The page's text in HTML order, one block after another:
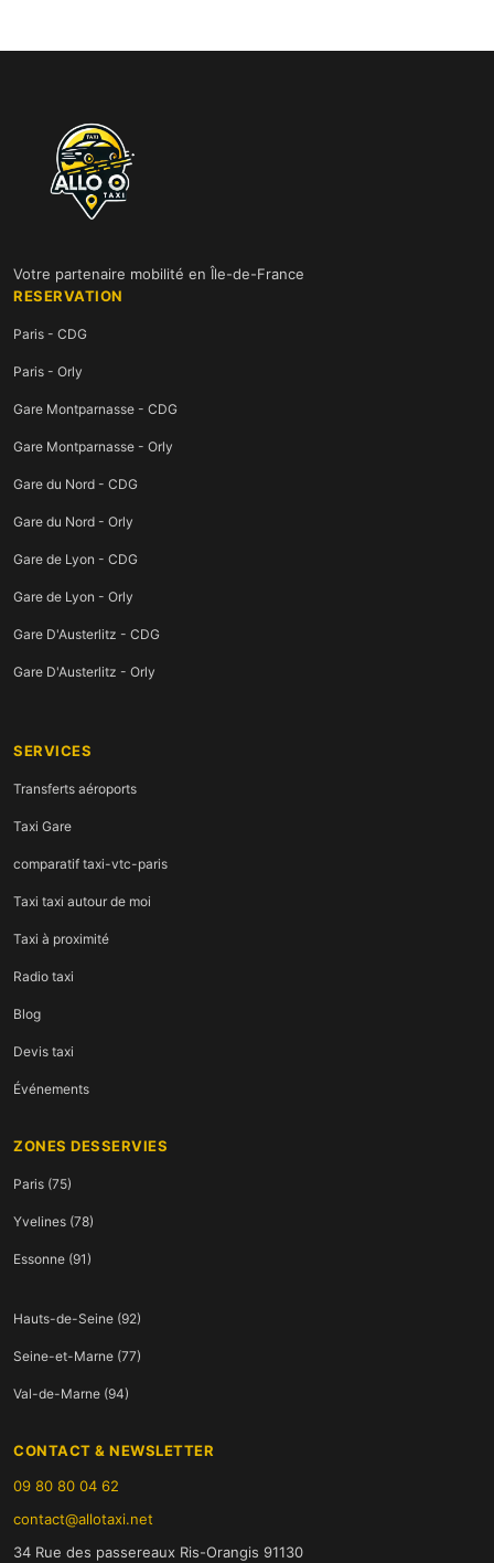
Votre partenaire mobilité en Île-de-France
RESERVATION
Paris - CDG
Paris - Orly
Gare Montparnasse - CDG
Gare Montparnasse - Orly
Gare du Nord - CDG
Gare du Nord - Orly
Gare de Lyon - CDG
Gare de Lyon - Orly
Gare D'Austerlitz - CDG
Gare D'Austerlitz - Orly
SERVICES
Transferts aéroports
Taxi Gare
comparatif taxi-vtc-paris
Taxi taxi autour de moi
Taxi à proximité
Radio taxi
Blog
Devis taxi
Événements
ZONES DESSERVIES
Paris (75)
Yvelines (78)
Essonne (91)
Hauts-de-Seine (92)
Seine-et-Marne (77)
Val-de-Marne (94)
CONTACT & NEWSLETTER
09 80 80 04 62
contact@allotaxi.net
34 Rue des passereaux Ris-Orangis 91130